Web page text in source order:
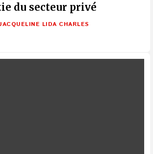
du secteur privé
LIDA CHARLES